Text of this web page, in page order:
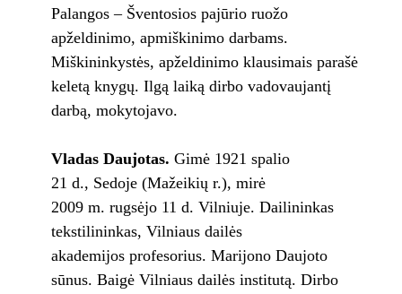
Palangos – Šventosios pajūrio ruožo
apželdinimo, apmiškinimo darbams.
Miškininkystės, apželdinimo klausimais parašė
keletą knygų. Ilgą laiką dirbo vadovaujantį
darbą, mokytojavo.
Vladas Daujotas. Gimė 1921 spalio
21 d., Sedoje (Mažeikių r.), mirė
2009 m. rugsėjo 11 d. Vilniuje. Dailininkas
tekstilininkas, Vilniaus dailės
akademijos profesorius. Marijono Daujoto
sūnus. Baigė Vilniaus dailės institutą. Dirbo